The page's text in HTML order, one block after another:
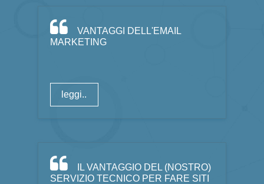
VANTAGGI DELL'EMAIL
MARKETING
leggi..
IL VANTAGGIO DEL (NOSTRO)
SERVIZIO TECNICO PER FARE SITI